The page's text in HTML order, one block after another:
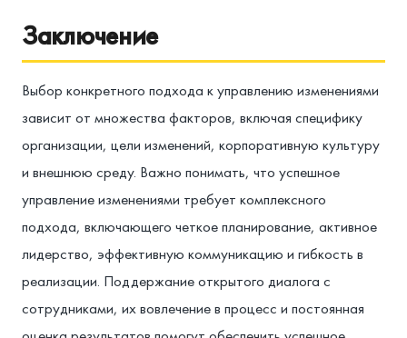
Заключение
Выбор конкретного подхода к управлению изменениями
зависит от множества факторов, включая специфику
организации, цели изменений, корпоративную культуру
и внешнюю среду. Важно понимать, что успешное
управление изменениями требует комплексного
подхода, включающего четкое планирование, активное
лидерство, эффективную коммуникацию и гибкость в
реализации. Поддержание открытого диалога с
сотрудниками, их вовлечение в процесс и постоянная